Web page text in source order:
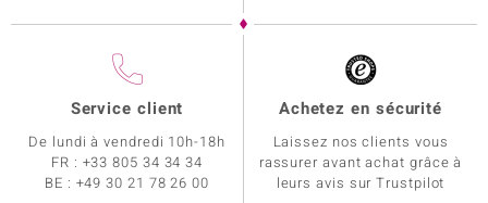
Service client
De lundi à vendredi 10h-18h
FR : +33 805 34 34 34
BE : +49 30 21 78 26 00
Achetez en sécurité
Laissez nos clients vous
rassurer avant achat grâce à
leurs avis sur Trustpilot